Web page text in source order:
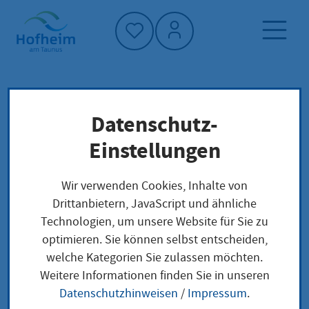
Startseite"
Klimaschutz und Umwelt
Mitmachen und Gestalten
Lokale Akteure und Initiativen
Lokale Akteure und
Initiativen
Engagiert vor Ort
Datenschutz-
Einstellungen
Wir verwenden Cookies, Inhalte von
Drittanbietern, JavaScript und ähnliche
Technologien, um unsere Website für Sie zu
optimieren. Sie können selbst entscheiden,
welche Kategorien Sie zulassen möchten.
Weitere Informationen finden Sie in unseren
Datenschutzhinweisen / Impressum.